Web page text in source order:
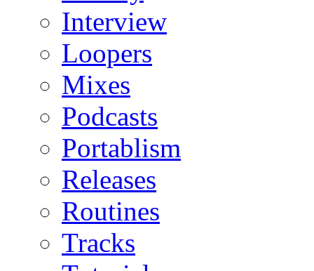
Interview
Loopers
Mixes
Podcasts
Portablism
Releases
Routines
Tracks